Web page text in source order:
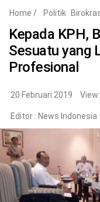
Nasional
Korupsi
Politik
Gaya Hidup
Home / Politik
Kepada KPH,
Sesuatu yang
Profesional
20 Februari 2019
Editor : News Indonesia